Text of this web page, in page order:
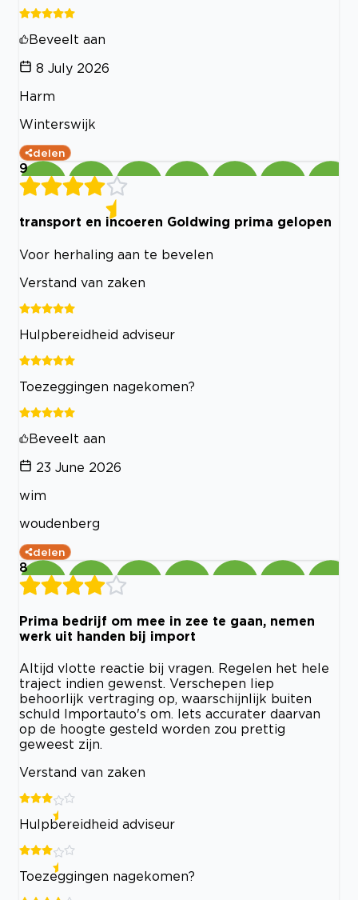
Beveelt aan
8 July 2026
Harm
Winterswijk
delen
9
transport en incoeren Goldwing prima gelopen
Voor herhaling aan te bevelen
Verstand van zaken
Hulpbereidheid adviseur
Toezeggingen nagekomen?
Beveelt aan
23 June 2026
wim
woudenberg
delen
8
Prima bedrijf om mee in zee te gaan, nemen
werk uit handen bij import
Altijd vlotte reactie bij vragen. Regelen het hele
traject indien gewenst. Verschepen liep
behoorlijk vertraging op, waarschijnlijk buiten
schuld Importauto's om. Iets accurater daarvan
op de hoogte gesteld worden zou prettig
geweest zijn.
Verstand van zaken
Hulpbereidheid adviseur
Toezeggingen nagekomen?